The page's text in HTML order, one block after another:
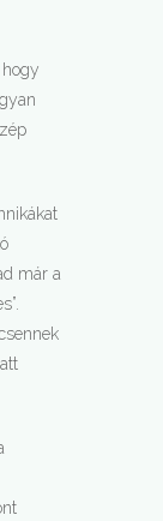
már a